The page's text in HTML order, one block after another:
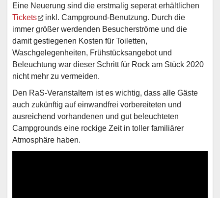
Eine Neuerung sind die erstmalig seperat erhältlichen
Tickets
inkl. Campground-Benutzung. Durch die
immer größer werdenden Besucherströme und die
damit gestiegenen Kosten für Toiletten,
Waschgelegenheiten, Frühstücksangebot und
Beleuchtung war dieser Schritt für Rock am Stück 2020
nicht mehr zu vermeiden.
Den RaS-Veranstaltern ist es wichtig, dass alle Gäste
auch zukünftig auf einwandfrei vorbereiteten und
ausreichend vorhandenen und gut beleuchteten
Campgrounds eine rockige Zeit in toller familiärer
Atmosphäre haben.